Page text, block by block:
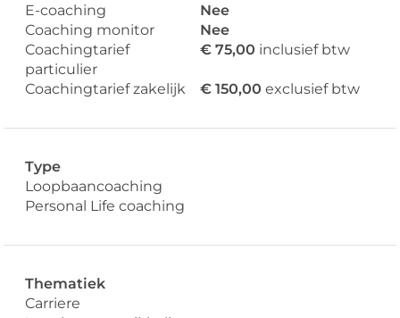
E-coaching
Nee
Coaching monitor
Nee
Coachingtarief
particulier
€ 75,00 inclusief btw
Coachingtarief zakelijk € 150,00 exclusief btw
Type
Loopbaancoaching
Personal Life coaching
Thematiek
Carriere